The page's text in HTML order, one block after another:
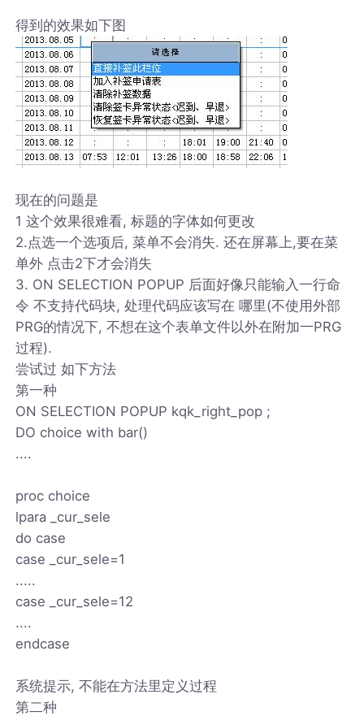
得到的效果如下图
现在的问题是
1 这个效果很难看, 标题的字体如何更改
2.点选一个选项后, 菜单不会消失. 还在屏幕上,要在菜
单外 点击2下才会消失
3. ON SELECTION POPUP 后面好像只能输入一行命
令 不支持代码块, 处理代码应该写在 哪里(不使用外部
PRG的情况下, 不想在这个表单文件以外在附加一PRG
过程).
尝试过 如下方法
第一种
ON SELECTION POPUP kqk_right_pop ;
DO choice with bar()
....
proc choice
lpara _cur_sele
do case
case _cur_sele=1
.....
case _cur_sele=12
....
endcase
系统提示, 不能在方法里定义过程
第二种